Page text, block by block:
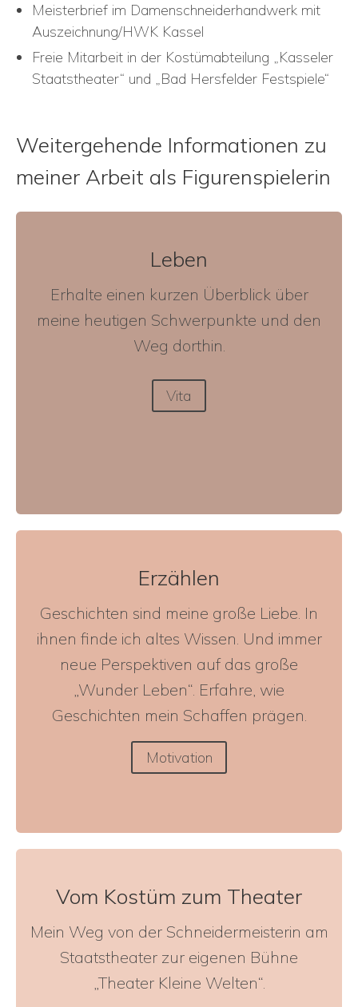
Meisterbrief im Damenschneiderhandwerk mit
Auszeichnung/HWK Kassel
Freie Mitarbeit in der Kostümabteilung „Kasseler
Staatstheater“ und „Bad Hersfelder Festspiele“
Weitergehende Informationen zu
meiner Arbeit als Figurenspielerin
Leben
Erhalte einen kurzen Überblick über
meine heutigen Schwerpunkte und den
Weg dorthin.
Vita
Erzählen
Geschichten sind meine große Liebe. In
ihnen finde ich altes Wissen. Und immer
neue Perspektiven auf das große
„Wunder Leben“. Erfahre, wie
Geschichten mein Schaffen prägen.
Motivation
Vom Kostüm zum Theater
Mein Weg von der Schneidermeisterin am
Staatstheater zur eigenen Bühne
„Theater Kleine Welten“.